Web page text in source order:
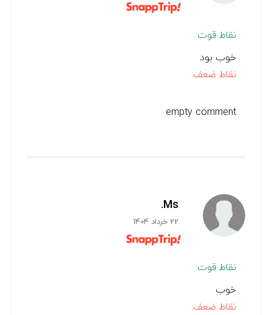
نقاط قوت:
خوب بود
نقاط ضعف:
empty comment
Ms.
22 خرداد 1404
نقاط قوت:
خوب
نقاط ضعف: